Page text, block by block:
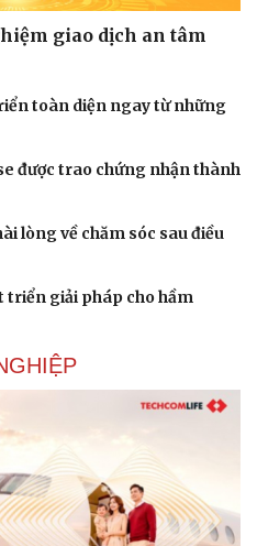
giao dịch an tâm
toàn diện ngay từ những
được trao chứng nhận thành
lòng về chăm sóc sau điều
triển giải pháp cho hầm